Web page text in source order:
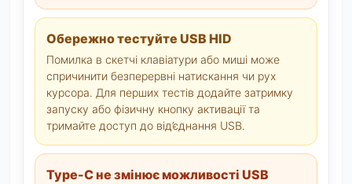
Обережно тестуйте USB HID
Помилка в скетчі клавіатури або миші може
спричинити безперервні натискання чи рух
курсора. Для перших тестів додайте затримку
запуску або фізичну кнопку активації та
тримайте доступ до від’єднання USB.
Type-C не змінює можливості USB